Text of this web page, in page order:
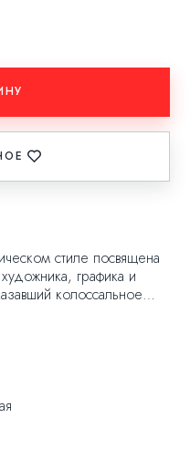
стиле посвящена
графика и
колоссальное
и талантливых
"Я следую своему
путь. Я не боюсь
что возможно все!".